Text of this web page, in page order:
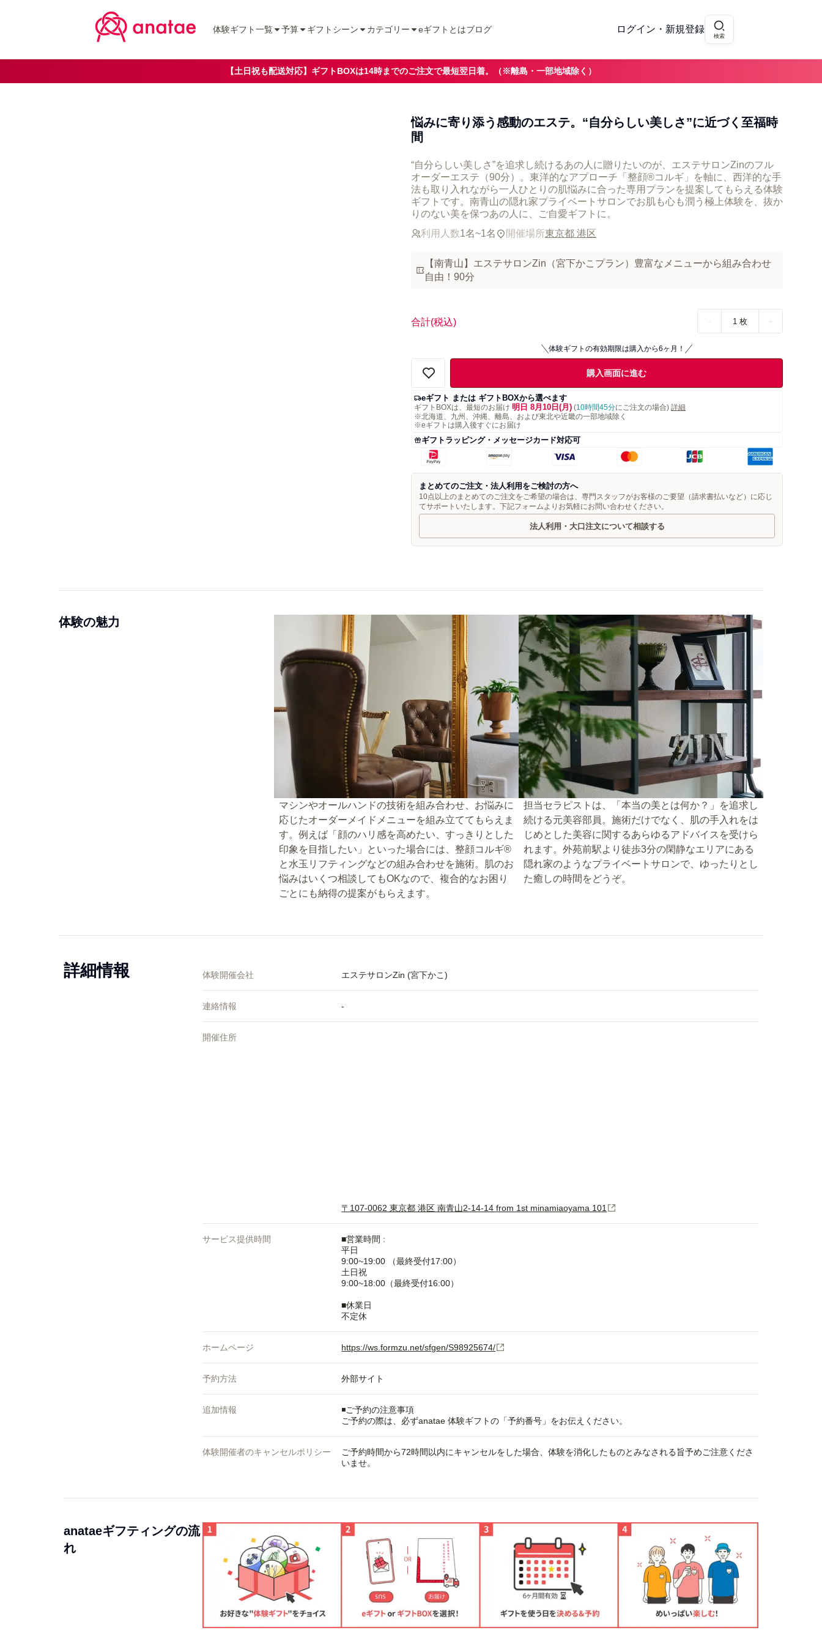
体験ギフト一覧 予算 ギフトシーン カテゴリー eギフトとはブログ ログイン・新規登録
検索
【土日祝も配送対応】ギフトBOXは14時までのご注文で最短翌日着。（※離島・一部地域除く）
悩みに寄り添う感動のエステ。“自分らしい美しさ”に近づく至福時
間
“自分らしい美しさ”を追求し続けるあの人に贈りたいのが、エステサロンZinのフル
オーダーエステ（90分）。東洋的なアプローチ「整顔®コルギ」を軸に、西洋的な手
法も取り入れながら一人ひとりの肌悩みに合った専用プランを提案してもらえる体験
ギフトです。南青山の隠れ家プライベートサロンでお肌も心も潤う極上体験を、抜か
りのない美を保つあの人に、ご自愛ギフトに。
利用人数1名~1名 開催場所東京都 港区
【南青山】エステサロンZin（宮下かこプラン）豊富なメニューから組み合わせ
自由！90分
合計(税込) - 1 枚 +
体験ギフトの有効期限は購入から6ヶ月！
購入画面に進む
eギフト または ギフトBOXから選べます
ギフトBOXは、最短のお届け 明日 8月10日(月) (10時間45分にご注文の場合) 詳細
※北海道、九州、沖縄、離島、および東北や近畿の一部地域除く
※eギフトは購入後すぐにお届け
ギフトラッピング・メッセージカード対応可
まとめてのご注文・法人利用をご検討の方へ
10点以上のまとめてのご注文をご希望の場合は、専門スタッフがお客様のご要望（請求書払いなど）に応じ
てサポートいたします。下記フォームよりお気軽にお問い合わせください。
法人利用・大口注文について相談する
体験の魅力
マシンやオールハンドの技術を組み合わせ、お悩みに
応じたオーダーメイドメニューを組み立ててもらえま
す。例えば「顔のハリ感を高めたい、すっきりとした
印象を目指したい」といった場合には、整顔コルギ®
と水玉リフティングなどの組み合わせを施術。肌のお
悩みはいくつ相談してもOKなので、複合的なお困り
ごとにも納得の提案がもらえます。
担当セラピストは、「本当の美とは何か？」を追求し
続ける元美容部員。施術だけでなく、肌の手入れをは
じめとした美容に関するあらゆるアドバイスを受けら
れます。外苑前駅より徒歩3分の閑静なエリアにある
隠れ家のようなプライベートサロンで、ゆったりとし
た癒しの時間をどうぞ。
詳細情報 体験開催会社 エステサロンZin (宮下かこ)
連絡情報 -
開催住所
〒107-0062 東京都 港区 南青山2-14-14 from 1st minamiaoyama 101
サービス提供時間
■営業時間 :
平日
9:00~19:00 （最終受付17:00）
土日祝
9:00~18:00（最終受付16:00）
■休業日
ホームページ https://ws.formzu.net/sfgen/S98925674/
予約方法 外部サイト
追加情報
◾️ご予約の注意事項
ご予約の際は、必ずanatae 体験ギフトの「予約番号」をお伝えください。
体験開催者のキャンセルポリシー
ご予約時間から72時間以内にキャンセルをした場合、体験を消化したものとみなされる旨予めご注意くださ
いませ。
anataeギフティングの流
れ